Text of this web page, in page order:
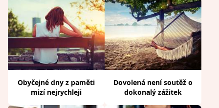
Obyčejné dny z paměti
mizí nejrychleji
Dovolená není soutěž o
dokonalý zážitek